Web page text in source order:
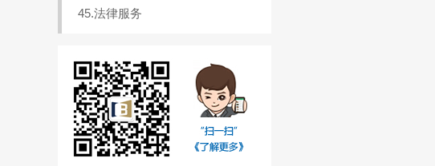
45.法律服务